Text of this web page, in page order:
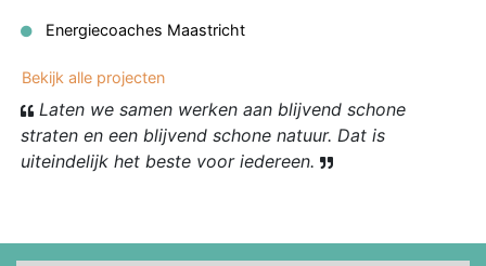
Energiecoaches Maastricht
Bekijk alle projecten
Laten we samen werken aan blijvend schone
straten en een blijvend schone natuur. Dat is
uiteindelijk het beste voor iedereen.